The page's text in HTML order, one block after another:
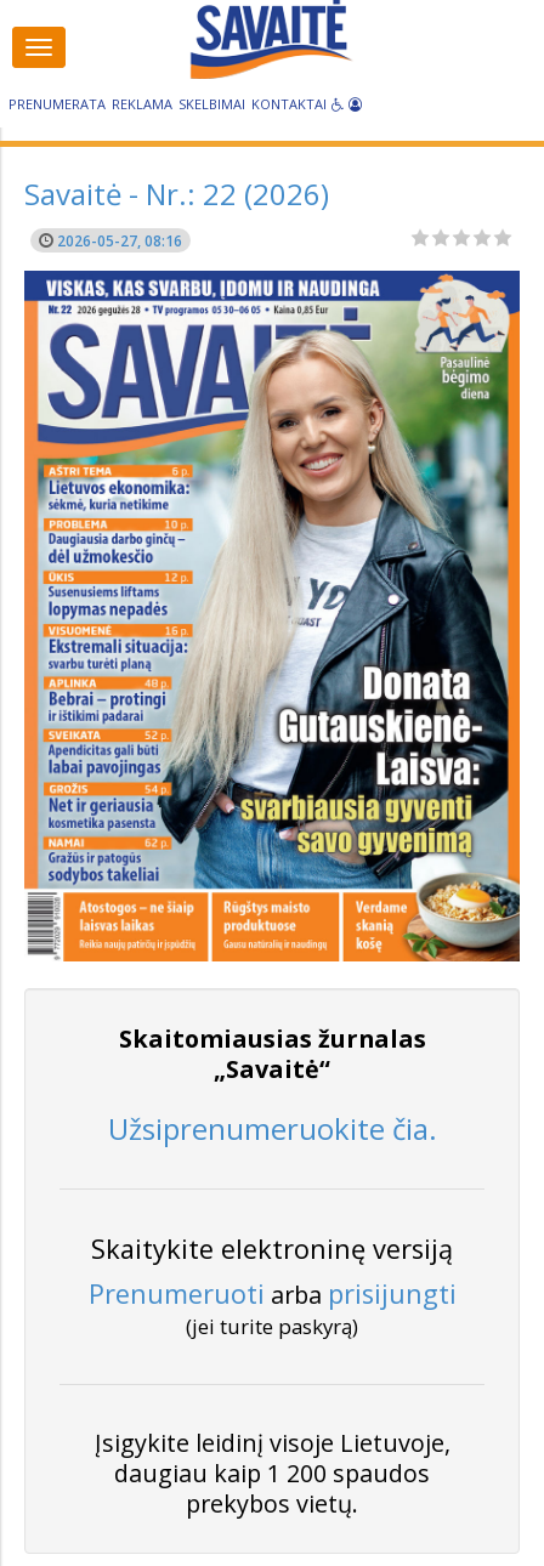
PRENUMERATA REKLAMA SKELBIMAI KONTAKTAI
Visos
kategorijos
Savaitė - Nr.: 22 (2026)
2026-05-27, 08:16
Skaitomiausias žurnalas
„Savaitė“
Užsiprenumeruokite čia.
Skaitykite elektroninę versiją
Prenumeruoti arba prisijungti
(jei turite paskyrą)
Įsigykite leidinį visoje Lietuvoje,
daugiau kaip 1 200 spaudos
prekybos vietų.
Visos
kategorijos